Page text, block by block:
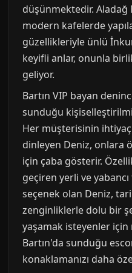
düşünmektedir.
modern kafelerde
güzellikleriyle ünlü
keyifli anlar, onunla
geliyor.
Bartın VIP bayan
sunduğu
Her müşterisinin
dinleyen Deniz, onlara
için çaba gösterir.
geçiren yerli ve
seçenek olan Deniz,
zenginliklerle dolu bir
yaşamak isteyenler
Bartın'da sunduğu
konaklamanızı daha